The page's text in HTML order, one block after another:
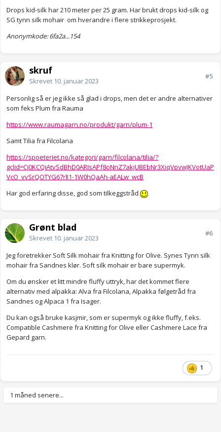
Anonymkode: a5ea1...d19
Drops kid-silk har 210 meter per 25 gram. Har brukt drops kid-silk og
SG tynn silk mohair om hverandre i flere strikkeprosjekt.
Anonymkode: 6fa2a...154
skruf
Skrevet 10. januar 2023
#5
Personlig så er jeg ikke så glad i drops, men det er andre alternativer
som feks Plum fra Rauma
https://www.raumagarn.no/produkt/garn/plum-1
Samt Tilia fra Filcolana
https://spoeteriet.no/kategori/garn/filcolana/tilia/?
gclid=Cj0KCQiAtvSdBhD0ARIsAPf8oNnZ7akjUBEbNr3XiqVpvwJKVotUaP
VcO_vvSrQOTYG67rlI1-1W0hQaAh-aEALw_wcB
Har god erfaring disse, god som tilkeggstråd
Grønt blad
Skrevet 10. januar 2023
#6
Jeg foretrekker Soft Silk mohair fra Knitting for Olive. Synes Tynn silk
mohair fra Sandnes klør. Soft silk mohair er bare supermyk.
Om du ønsker et litt mindre fluffy uttryk, har det kommet flere
alternativ med alpakka: Alva fra Filcolana, Alpakka følgetråd fra
Sandnes og Alpaca 1 fra Isager.
Du kan også bruke kasjmir, som er supermyk og ikke fluffy, f.eks.
Compatible Cashmere fra Knitting for Olive eller Cashmere Lace fra
Gepard garn.
1
1 måned senere...